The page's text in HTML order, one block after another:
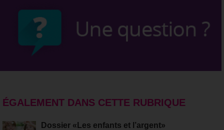
ÉGALEMENT DANS CETTE RUBRIQUE
Dossier «Les enfants et l’argent»